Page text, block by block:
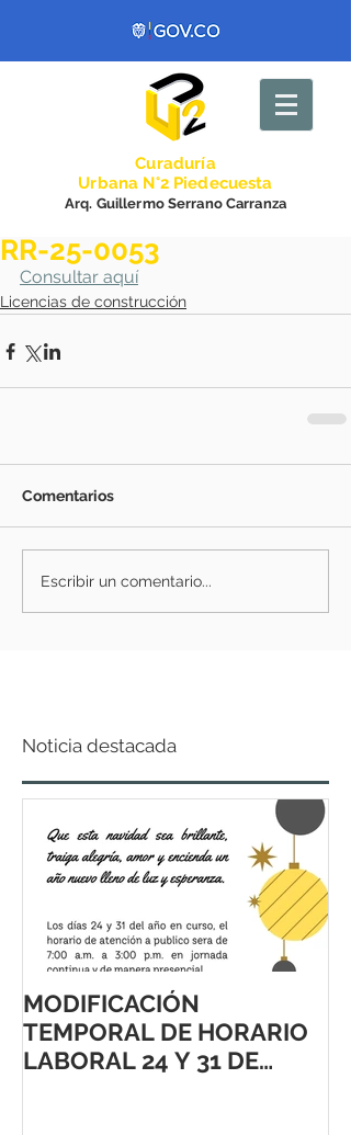
Curaduría
Urbana N°2 Piedecuesta
Arq. Guillermo Serrano Carranza
RR-25-0053
Consultar aquí
Licencias de construcción
Comentarios
Escribir un comentario...
Noticia destacada
MODIFICACIÓN
TEMPORAL DE HORARIO
LABORAL 24 Y 31 DE